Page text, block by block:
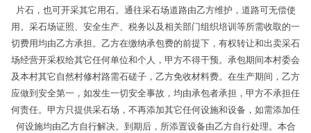
片石，也可开采其它用石。通往采石场道路由乙方维护，道路可无偿使
用。采石场证照、安全生产、税务以及相关部门组织培训等所需收取的一
切费用均由乙方承担。乙方在缴纳承包费的前提下，有权转让和出卖采石
场经营开采权给其它任何单位和个人，甲方不得干预。承包期间本村委会
及本村其它自然村修村路需石磋子，乙方免收材料费。在生产期间，乙方
应做到安全第一，如发生一切安全事故，均由承包者承担，甲方不承担任
何责任。甲方只提供采石场，不再添加其它任何设施和设备，如需添加任
何设施均由乙方自行解决。到期后，所添置设备由乙方自行处理。本合